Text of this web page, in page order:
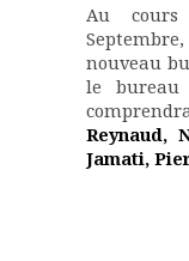
Au
nouveau
le bureau
Reynaud,
Jamati,